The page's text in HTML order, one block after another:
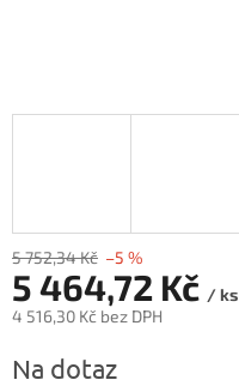
5 752,34 Kč –5 %
5 464,72 Kč / ks
4 516,30 Kč bez DPH
cena:
Na dotaz